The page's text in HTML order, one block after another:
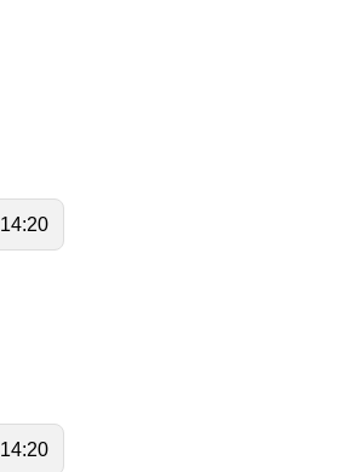
14:20
14:20